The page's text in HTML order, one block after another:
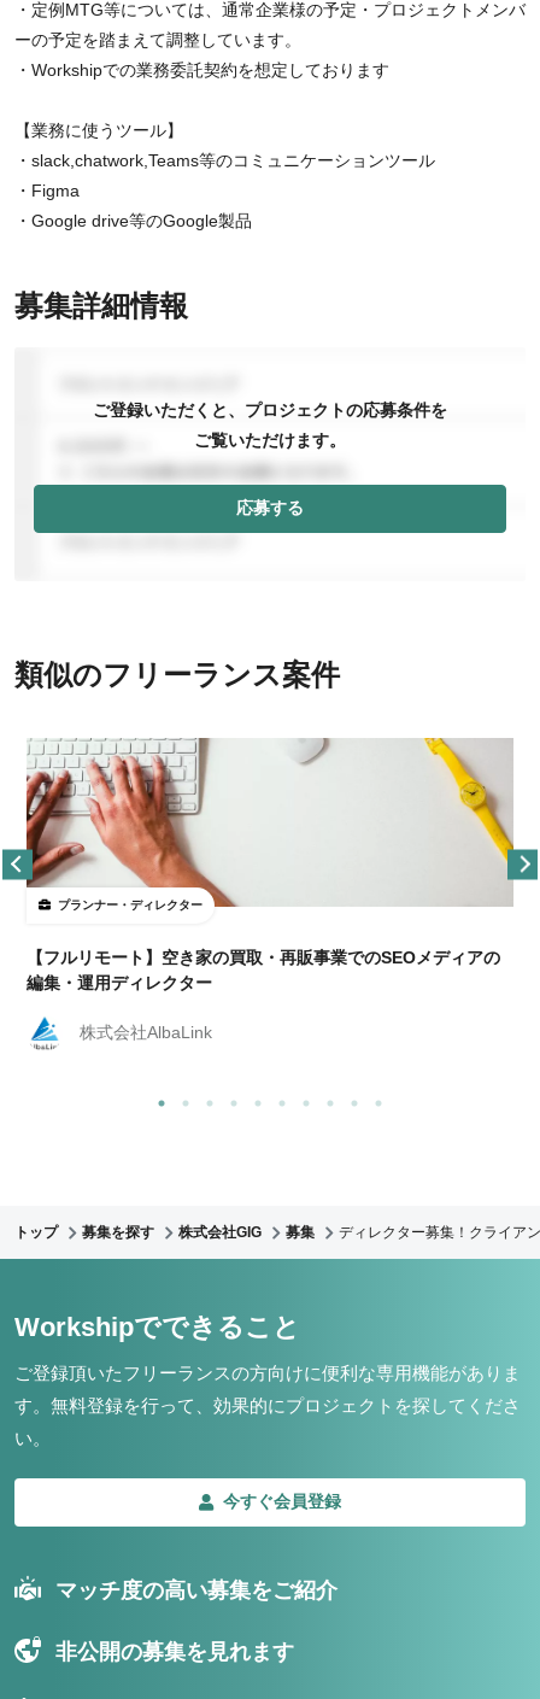
・定例MTG等については、通常企業様の予定・プロジェクトメンバ
ーの予定を踏まえて調整しています。
・Workshipでの業務委託契約を想定しております
【業務に使うツール】
・slack,chatwork,Teams等のコミュニケーションツール
・Figma
・Google drive等のGoogle製品
募集詳細情報
ご登録いただくと、プロジェクトの応募条件を
ご覧いただけます。
応募する
類似のフリーランス案件
プランナー・ディレクター
【フルリモート】空き家の買取・再販事業でのSEOメディアの
編集・運用ディレクター
株式会社AlbaLink
トップ 募集を探す 株式会社GIG 募集 ディレクター募集！クライア
Workshipでできること
ご登録頂いたフリーランスの方向けに便利な専用機能がありま
す。 無料登録を行って、効果的にプロジェクトを探してくださ
い。
今すぐ会員登録
マッチ度の高い募集をご紹介
非公開の募集を見れます